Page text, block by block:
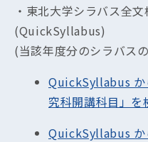
・東北大学シラバス全
(QuickSyllabus)
(当該年度分のシラバス
QuickSyllabus か
究科開講科目」を
QuickSyllabus か